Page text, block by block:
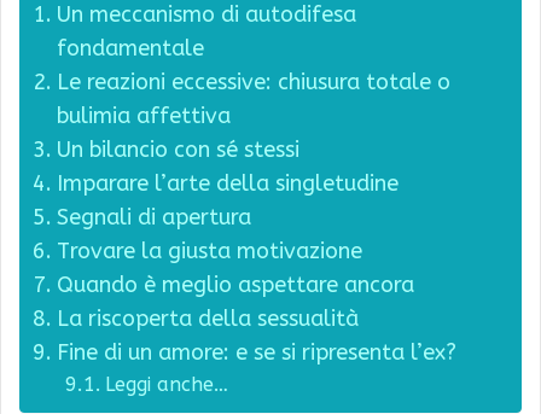
Un meccanismo di autodifesa
fondamentale
Le reazioni eccessive: chiusura totale o
bulimia affettiva
Un bilancio con sé stessi
Imparare l’arte della singletudine
Segnali di apertura
Trovare la giusta motivazione
Quando è meglio aspettare ancora
La riscoperta della sessualità
Fine di un amore: e se si ripresenta l’ex?
Leggi anche…